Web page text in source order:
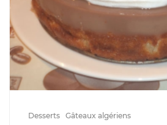
Desserts Gâteaux algériens